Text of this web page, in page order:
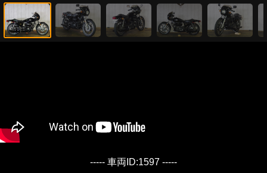
----- 車両ID:1597 -----